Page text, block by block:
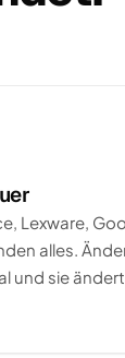
Lexware,
alles.
und sie